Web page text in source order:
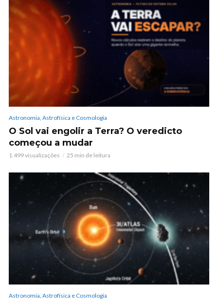
Astronomia, Astrofísica e Cosmologia
O Sol vai engolir a Terra? O veredicto
começou a mudar
1.499 visualizações 25 min de leitura
Astronomia, Astrofísica e Cosmologia